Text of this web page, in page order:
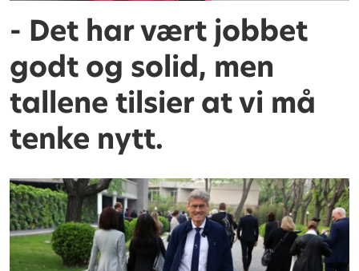
- Det har vært jobbet
godt og solid, men
tallene tilsier at vi må
tenke nytt.